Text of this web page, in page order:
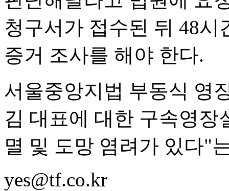
청구서가 접수된 뒤 48
증거 조사를 해야 한다.
서울중앙지법 부동식 영
김 대표에 대한 구속영
멸 및 도망 염려가 있다"
yes@tf.co.kr